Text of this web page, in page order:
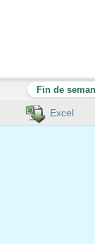
Excel
Fin de